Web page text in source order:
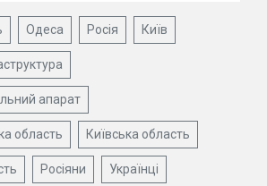
Одеса Росія Київ
апарат
область Київська область
Росіяни Українці